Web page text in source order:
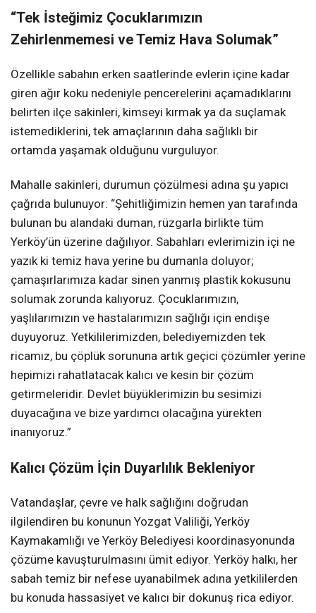
“Tek İsteğimiz Çocuklarımızın
Zehirlenmemesi ve Temiz Hava Solumak”
Özellikle sabahın erken saatlerinde evlerin içine kadar
giren ağır koku nedeniyle pencerelerini açamadıklarını
belirten ilçe sakinleri, kimseyi kırmak ya da suçlamak
istemediklerini, tek amaçlarının daha sağlıklı bir
ortamda yaşamak olduğunu vurguluyor.
Mahalle sakinleri, durumun çözülmesi adına şu yapıcı
çağrıda bulunuyor: “Şehitliğimizin hemen yan tarafında
bulunan bu alandaki duman, rüzgarla birlikte tüm
Yerköy’ün üzerine dağılıyor. Sabahları evlerimizin içi ne
yazık ki temiz hava yerine bu dumanla doluyor;
çamaşırlarımıza kadar sinen yanmış plastik kokusunu
solumak zorunda kalıyoruz. Çocuklarımızın,
yaşlılarımızın ve hastalarımızın sağlığı için endişe
duyuyoruz. Yetkililerimizden, belediyemizden tek
ricamız, bu çöplük sorununa artık geçici çözümler yerine
hepimizi rahatlatacak kalıcı ve kesin bir çözüm
getirmeleridir. Devlet büyüklerimizin bu sesimizi
duyacağına ve bize yardımcı olacağına yürekten
inanıyoruz.”
Kalıcı Çözüm İçin Duyarlılık Bekleniyor
Vatandaşlar, çevre ve halk sağlığını doğrudan
ilgilendiren bu konunun Yozgat Valiliği, Yerköy
Kaymakamlığı ve Yerköy Belediyesi koordinasyonunda
çözüme kavuşturulmasını ümit ediyor. Yerköy halkı, her
sabah temiz bir nefese uyanabilmek adına yetkililerden
bu konuda hassasiyet ve kalıcı bir dokunuş rica ediyor.